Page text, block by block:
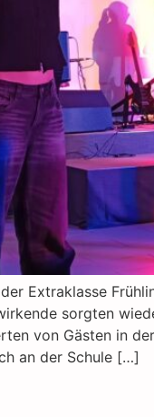
Extraklasse
sorgten
von Gästen in
an der Schule […]